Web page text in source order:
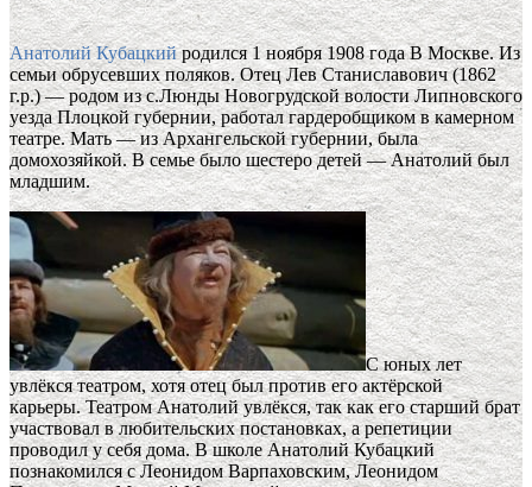
Анатолий Кубацкийродился 1 ноября 1908 года В Москве. Из
семьи обрусевших поляков. Отец Лев Станиславович (1862
г.р.) — родом из с.Люнды Новогрудской волости Липновского
уезда Плоцкой губернии, работал гардеробщиком в камерном
театре. Мать — из Архангельской губернии, была
домохозяйкой. В семье было шестеро детей — Анатолий был
младшим.
С юных лет
увлёкся театром, хотя отец был против его актёрской
карьеры. Театром Анатолий увлёкся, так как его старший брат
участвовал в любительских постановках, а репетиции
проводил у себя дома. В школе Анатолий Кубацкий
познакомился с Леонидом Варпаховским, Леонидом